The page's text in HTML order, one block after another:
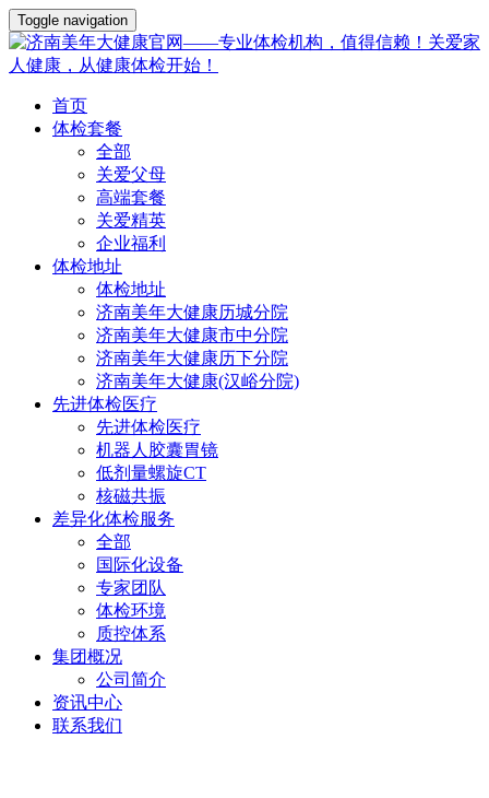
Toggle navigation
首页
体检套餐
全部
关爱父母
高端套餐
关爱精英
企业福利
体检地址
体检地址
济南美年大健康历城分院
济南美年大健康市中分院
济南美年大健康历下分院
济南美年大健康(汉峪分院)
先进体检医疗
先进体检医疗
机器人胶囊胃镜
低剂量螺旋CT
核磁共振
差异化体检服务
全部
国际化设备
专家团队
体检环境
质控体系
集团概况
公司简介
资讯中心
联系我们